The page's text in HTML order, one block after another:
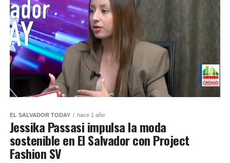
EL SALVADOR TODAY hace 1 año
​Jessika Passasi impulsa la moda
sostenible en El Salvador con Project
Fashion SV